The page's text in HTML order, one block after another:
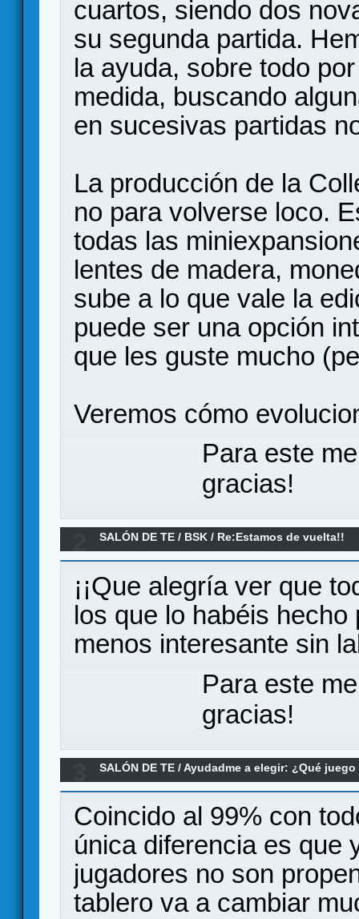
cuartos, siendo dos
su segunda partida.
la ayuda, sobre todo
medida, buscando
en sucesivas partidas
La producción de la
no para volverse loco.
todas las
lentes de madera,
sube a lo que vale la
puede ser una opción
que les guste mucho
Veremos cómo
Para este
gracias!
SALÓN DE TE / BSK / Re:Estamos de vuelta!!
¡¡Que alegría ver que
los que lo habéis
menos interesante sin
Para este
gracias!
SALÓN DE TE /Ayudadme a elegir: ¿Qué
Coincido al 99% con
única diferencia es que
jugadores no son
tablero va a cambiar